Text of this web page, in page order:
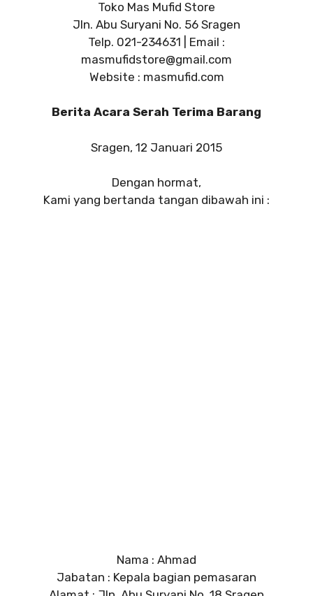
Toko Mas Mufid Store
Jln. Abu Suryani No. 56 Sragen
Telp. 021-234631 | Email :
masmufidstore@gmail.com
Website : masmufid.com
Berita Acara Serah Terima Barang
Sragen, 12 Januari 2015
Dengan hormat,
Kami yang bertanda tangan dibawah ini :
Nama : Ahmad
Jabatan : Kepala bagian pemasaran